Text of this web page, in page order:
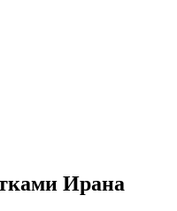
Ирана